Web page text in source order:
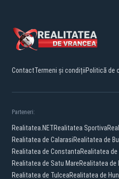
ContactTermeni și condițiiPolitică de
Parteneri:
Realitatea.NETRealitatea Sportiva
Realitatea de CalarasiRealitatea de
Realitatea de ConstantaRealitatea de
Realitatea de Satu MareRealitatea de
Realitatea de TulceaRealitatea de